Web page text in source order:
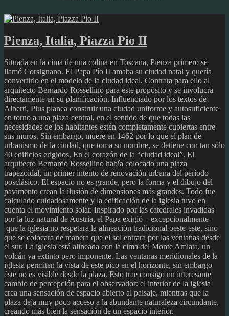
Pienza, Italia, Piazza Pio II
Situada en la cima de una colina en Toscana, Pienza primero se
llamó Corsignano. El Papa Pío II amaba su ciudad natal y quería
convertirlo en el modelo de la ciudad ideal. Contrata para ello al
arquitecto Bernardo Rossellino para este propósito y se involucra
directamente en su planificación. Influenciado por los textos de
Alberti, Pius planea construir una ciudad uniforme y autosuficiente
en torno a una plaza central, en el sentido de que todas las
necesidades de los habitantes estén completamente cubiertas entre
sus muros. Sin embargo, muere en 1462 por lo que el plan de
urbanismo de la ciudad, que toma su nombre, se detiene con tan sólo
40 edificios erigidos. En el corazón de la “ciudad ideal”. El
arquitecto Bernardo Rossellino había colocado una plaza
trapezoidal, un primer intento de renovación urbana del período
posclásico. El espacio no es grande, pero la forma y el dibujo del
pavimento crean la ilusión de dimensiones más grandes. Todo fue
calculado cuidadosamente y la edificación de la iglesia tuvo en
cuenta el movimiento solar. Inspirado por las catedrales invadidas
por la luz natural de Austria, el Papa exigió – excepcionalmente-
que la iglesia no respetara la alineación tradicional oeste-este, sino
que se colocara de manera que el sol entrara por las ventanas desde
el sur. La iglesia está alineada con la cima del Monte Amiata, un
volcán ya extinto pero imponente. Las ventanas meridionales de la
iglesia permiten la vista de este pico en el horizonte, sin embargo
éste no es visible desde la plaza. Esto trae consigo un interesante
cambio de percepción para el observador: el interior de la iglesia
crea una sensación de espacio abierto al paisaje, mientras que la
plaza deja muy poco acceso a la abundante naturaleza circundante,
creando más bien la sensación de un espacio interior.